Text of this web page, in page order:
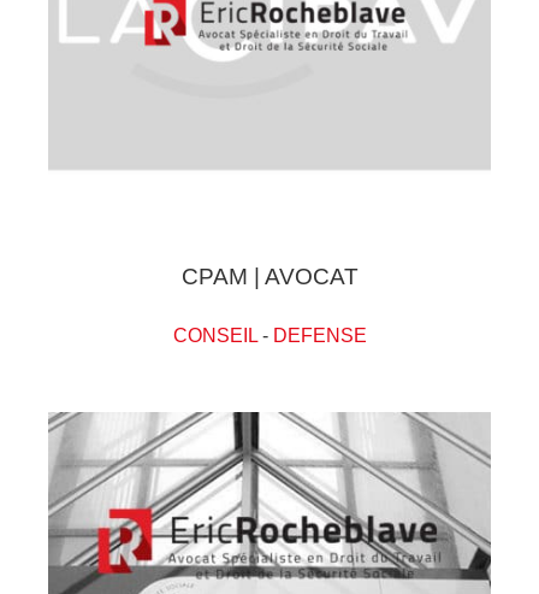
CPAM | AVOCAT
CONSEIL- DEFENSE